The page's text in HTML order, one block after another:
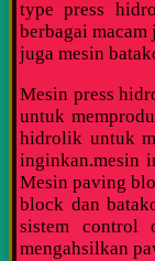
type press
berbagai
juga mesin
Mesin press
untuk
hidrolik untuk
inginkan.mesin
Mesin paving
block dan
sistem control
mengahsilkan